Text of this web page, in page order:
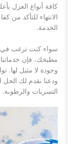
كافة أنواع العزل
الانتهاء للتأكد من
الخدمة.
سواء كنت ترغب في
مطبخك، فإن خدماتنا
وجودة لا مثيل لها.
ودعنا نقدم لك
التسربات والرطوبة.